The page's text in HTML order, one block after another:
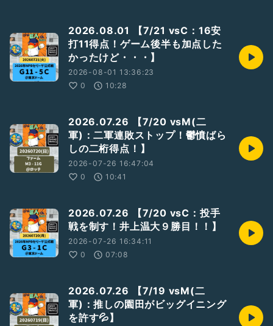
2026.08.01 【7/21 vsC：16安
打11得点！ゲーム後半も加点した
かったけど・・・】
2026-08-01 13:36:23
0
10:28
2026.07.26 【7/20 vsM(二
軍)：二軍連敗ストップ！鬱憤ばら
しの二桁得点！】
2026-07-26 16:47:04
0
10:41
2026.07.26 【7/20 vsC：投手
戦を制す！井上温大９勝目！！】
2026-07-26 16:34:11
0
07:08
2026.07.26 【7/19 vsM(二
軍)：推しの園田がビッグイニング
を許す💦】